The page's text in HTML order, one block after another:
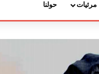
مرئيات حولنا